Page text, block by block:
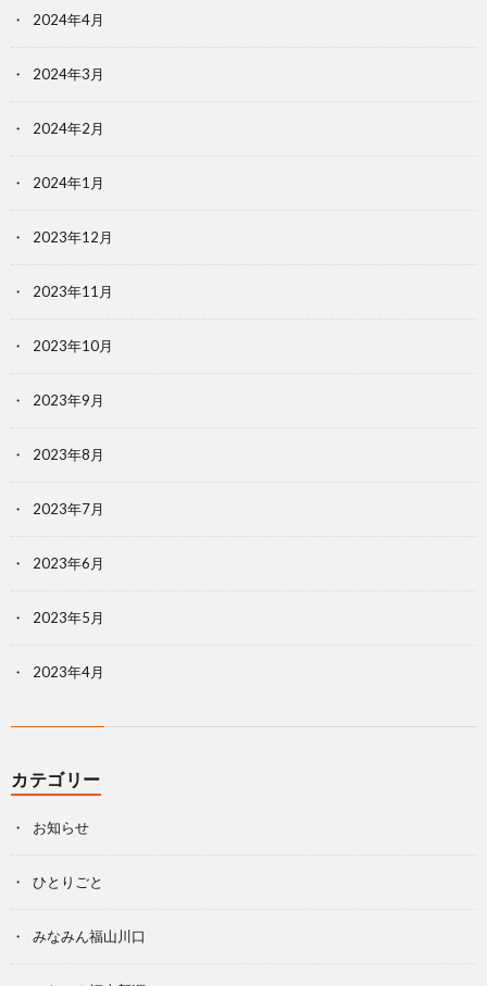
2024年4月
2024年3月
2024年2月
2024年1月
2023年12月
2023年11月
2023年10月
2023年9月
2023年8月
2023年7月
2023年6月
2023年5月
2023年4月
カテゴリー
お知らせ
ひとりごと
みなみん福山川口